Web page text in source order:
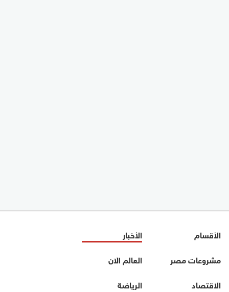
الأقسام
الأخبار
مشروعات مصر
العالم الآن
الاقتصاد
الرياضة